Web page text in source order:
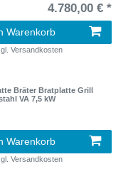
4.780,00 € *
Warenkorb
Versandkosten
Bräter Bratplatte Grill
VA 7,5 kW
Warenkorb
Versandkosten